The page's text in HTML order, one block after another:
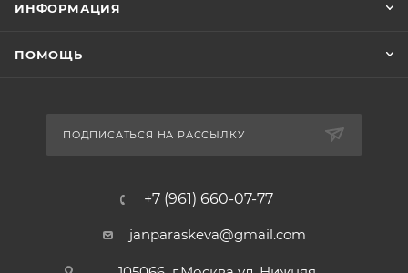
ИНФОРМАЦИЯ
ПОМОЩЬ
ПОДПИСАТЬСЯ НА РАССЫЛКУ
+7 (961) 660-07-77
janparaskeva@gmail.com